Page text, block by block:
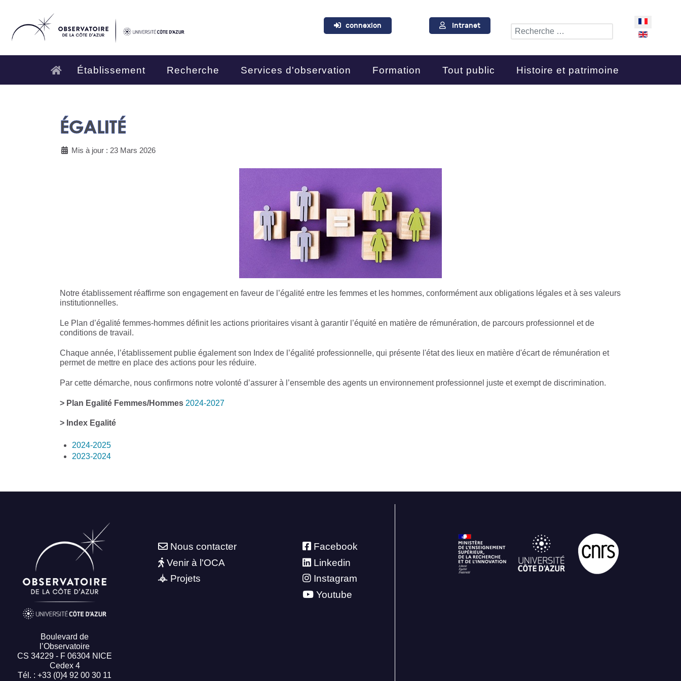
connexion Intranet Rechercher
Sélectionnez
Établissement Recherche Services d'observation Formation Tout public Histoire et patrimoine
ÉGALITÉ
Mis à jour : 23 Mars 2026
Notre établissement réaffirme son engagement en faveur de l’égalité entre les femmes et les hommes, conformément aux obligations légales et à ses valeurs
institutionnelles.
Le Plan d’égalité femmes‑hommes définit les actions prioritaires visant à garantir l’équité en matière de rémunération, de parcours professionnel et de
conditions de travail.
Chaque année, l’établissement publie également son Index de l’égalité professionnelle, qui présente l'état des lieux en matière d'écart de rémunération et
permet de mettre en place des actions pour les réduire.
Par cette démarche, nous confirmons notre volonté d’assurer à l’ensemble des agents un environnement professionnel juste et exempt de discrimination.
> Plan Egalité Femmes/Hommes 2024-2027
> Index Egalité
2024-2025
2023-2024
Boulevard de
l’Observatoire
CS 34229 - F 06304 NICE
Cedex 4
Tél. : +33 (0)4 92 00 30 11
Nous contacter
Venir à l'OCA
Projets
Facebook
Linkedin
Instagram
Youtube